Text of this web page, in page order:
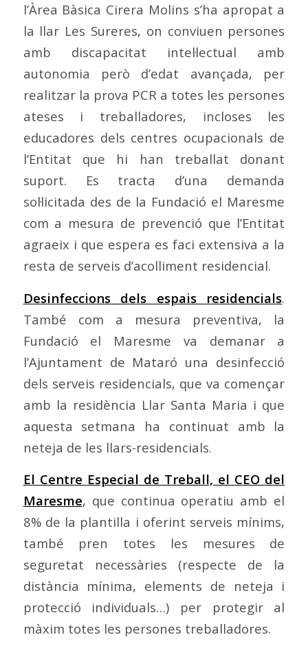
l’Àrea Bàsica Cirera Molins s’ha apropat a
la llar Les Sureres, on conviuen persones
amb discapacitat intel·lectual amb
autonomia però d’edat avançada, per
realitzar la prova PCR a totes les persones
ateses i treballadores, incloses les
educadores dels centres ocupacionals de
l’Entitat que hi han treballat donant
suport. Es tracta d’una demanda
sol·licitada des de la Fundació el Maresme
com a mesura de prevenció que l’Entitat
agraeix i que espera es faci extensiva a la
resta de serveis d’acolliment residencial.
Desinfeccions dels espais residencials.
També com a mesura preventiva, la
Fundació el Maresme va demanar a
l’Ajuntament de Mataró una desinfecció
dels serveis residencials, que va començar
amb la residència Llar Santa Maria i que
aquesta setmana ha continuat amb la
neteja de les llars-residencials.
El Centre Especial de Treball, el CEO del
Maresme, que continua operatiu amb el
8% de la plantilla i oferint serveis mínims,
també pren totes les mesures de
seguretat necessàries (respecte de la
distància mínima, elements de neteja i
protecció individuals…) per protegir al
màxim totes les persones treballadores.